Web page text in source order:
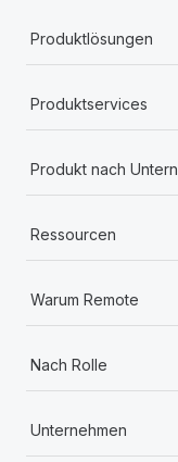
Produktlösungen
Produktservices
Produkt nach
Ressourcen
Warum Remote
Nach Rolle
Unternehmen